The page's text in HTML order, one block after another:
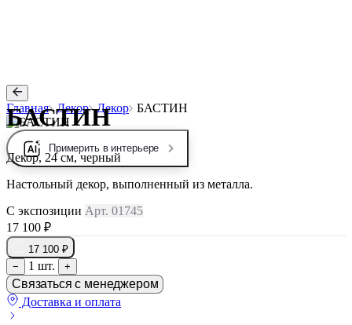
Главная Декор Декор БАСТИН
Примерить в интерьере
БАСТИН
Декор, 24 см, черный
Настольный декор, выполненный из металла.
С экспозиции Арт. 01745
17 100 ₽
17 100 ₽
−
1 шт. +
Связаться с менеджером
Доставка и оплата